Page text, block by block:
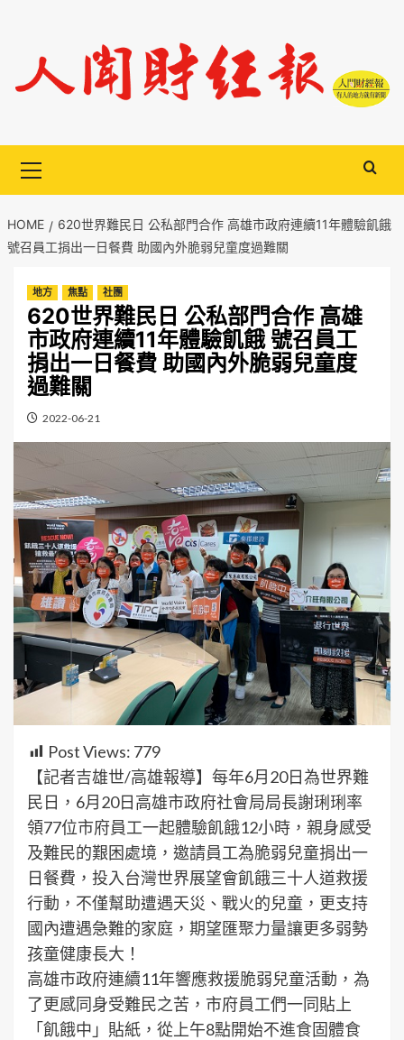
content
Menu
HOME
620世界難民日 公私部門合作 高雄市政府連續11年體驗飢餓
號召員工捐出一日餐費 助國內外脆弱兒童度過難關
地方 焦點 社團
620世界難民日 公私部門合作 高雄
市政府連續11年體驗飢餓 號召員工
捐出一日餐費 助國內外脆弱兒童度
過難關
2022-06-21
Post Views: 779
【記者吉雄世/高雄報導】每年6月20日為世界難
民日，6月20日高雄市政府社會局局長謝琍琍率
領77位市府員工一起體驗飢餓12小時，親身感受
及難民的艱困處境，邀請員工為脆弱兒童捐出一
日餐費，投入台灣世界展望會飢餓三十人道救援
行動，不僅幫助遭遇天災、戰火的兒童，更支持
國內遭遇急難的家庭，期望匯聚力量讓更多弱勢
孩童健康長大！
高雄市政府連續11年響應救援脆弱兒童活動，為
了更感同身受難民之苦，市府員工們一同貼上
「飢餓中」貼紙，從上午8點開始不進食固體食